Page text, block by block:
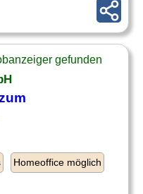
gefunden
Homeoffice möglich